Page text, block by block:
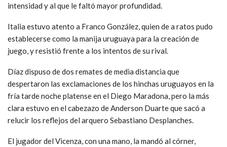
intensidad y al que le faltó mayor profundidad.
Italia estuvo atento a Franco González, quien de a ratos pudo
establecerse como la manija uruguaya para la creación de
juego, y resistió frente a los intentos de su rival.
Díaz dispuso de dos remates de media distancia que
despertaron las exclamaciones de los hinchas uruguayos en la
fría tarde noche platense en el Diego Maradona, pero la más
clara estuvo en el cabezazo de Anderson Duarte que sacó a
relucir los reflejos del arquero Sebastiano Desplanches.
El jugador del Vicenza, con una mano, la mandó al córner,